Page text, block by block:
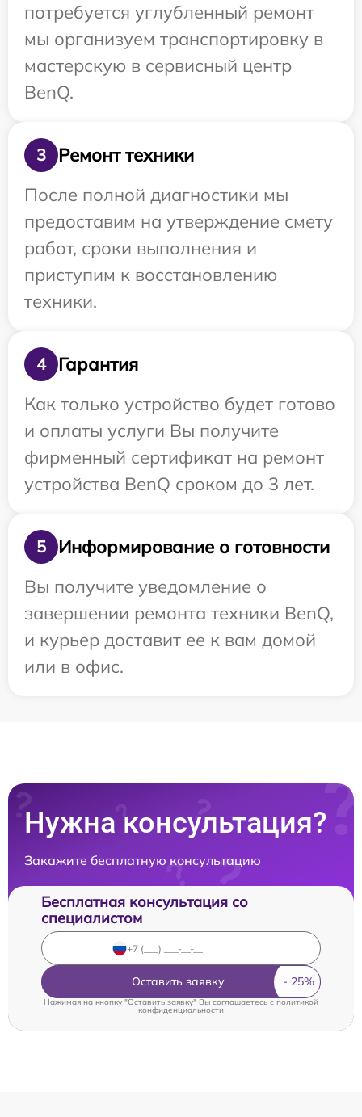
потребуется углубленный ремонт
мы организуем транспортировку в
мастерскую в сервисный центр
BenQ.
3
Ремонт техники
После полной диагностики мы
предоставим на утверждение смету
работ, сроки выполнения и
приступим к восстановлению
техники.
4
Гарантия
Как только устройство будет готово
и оплаты услуги Вы получите
фирменный сертификат на ремонт
устройства BenQ сроком до 3 лет.
5
Информирование о готовности
Вы получите уведомление о
завершении ремонта техники BenQ,
и курьер доставит ее к вам домой
или в офис.
Нужна консультация?
Закажите бесплатную консультацию
Бесплатная консультация со
специалистом
Оставить заявку
Нажимая на кнопку "Оставить заявку" Вы соглашаетесь c политикой
конфиденциальности